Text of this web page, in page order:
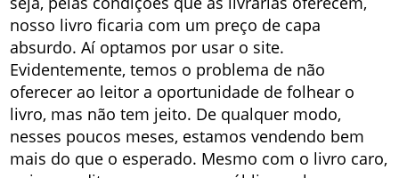
nosso livro ficaria com um preço de capa
absurdo. Aí optamos por usar o site.
Evidentemente, temos o problema de não
oferecer ao leitor a oportunidade de folhear o
livro, mas não tem jeito. De qualquer modo,
nesses poucos meses, estamos vendendo bem
mais do que o esperado. Mesmo com o livro caro,